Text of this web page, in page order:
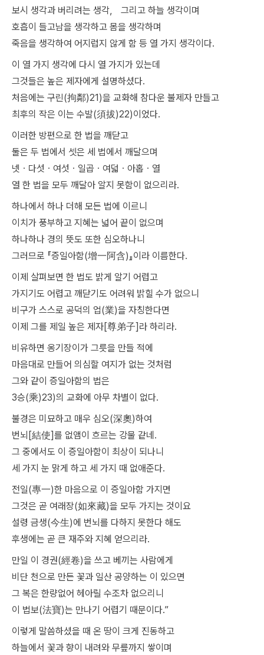
보시 생각과 버리려는 생각， 그리고 하늘 생각이며
호흡이 들고남을 생각하고 몸을 생각하며
죽음을 생각하여 어지럽지 않게 함 등 열 가지 생각이다.
이 열 가지 생각에 다시 열 가지가 있는데
그것들은 높은 제자에게 설명하셨다.
처음에는 구린(拘鄰)21)을 교화해 참다운 불제자 만들고
최후의 작은 이는 수발(須拔)22)이었다.
이러한 방편으로 한 법을 깨닫고
둘은 두 법에서 셋은 세 법에서 깨달으며
넷ㆍ다섯ㆍ여섯ㆍ일곱ㆍ여덟ㆍ아홉ㆍ열
열 한 법을 모두 깨달아 알지 못함이 없으리라.
하나에서 하나 더해 모든 법에 이르니
이치가 풍부하고 지혜는 넓어 끝이 없으며
하나하나 경의 뜻도 또한 심오하나니
그러므로 『증일아함(增一阿含)』이라 이름한다.
이제 살펴보면 한 법도 밝게 알기 어렵고
가지기도 어렵고 깨닫기도 어려워 밝힐 수가 없으니
비구가 스스로 공덕의 업(業)을 자칭한다면
이제 그를 제일 높은 제자[尊弟子]라 하리라.
비유하면 옹기장이가 그릇을 만들 적에
마음대로 만들어 의심할 여지가 없는 것처럼
그와 같이 증일아함의 법은
3승(乘)23)의 교화에 아무 차별이 없다.
불경은 미묘하고 매우 심오(深奧)하여
번뇌[結使]를 없앰이 흐르는 강물 같네.
그 중에서도 이 증일아함이 최상이 되나니
세 가지 눈 맑게 하고 세 가지 때 없애준다.
전일(專一)한 마음으로 이 증일아함 가지면
그것은 곧 여래장(如來藏)을 모두 가지는 것이요
설령 금생(今生)에 번뇌를 다하지 못한다 해도
후생에는 곧 큰 재주와 지혜 얻으리라.
만일 이 경권(經卷)을 쓰고 베끼는 사람에게
비단 천으로 만든 꽃과 일산 공양하는 이 있으면
그 복은 한량없어 헤아릴 수조차 없으리니
이 법보(法寶)는 만나기 어렵기 때문이다.”
이렇게 말씀하셨을 때 온 땅이 크게 진동하고
하늘에서 꽃과 향이 내려와 무릎까지 쌓이며